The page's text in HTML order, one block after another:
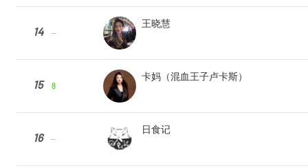
14 --
王晓慧
15 8
卡妈（混血王子卢卡斯）
16 --
日食记